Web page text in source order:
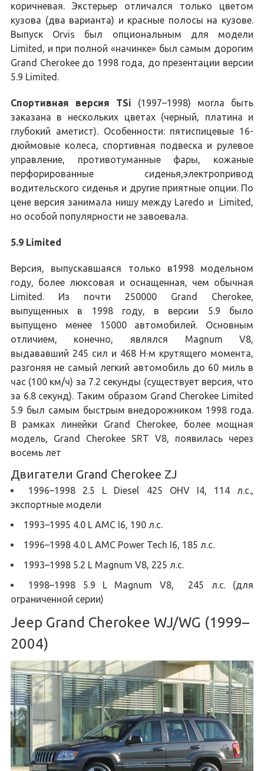
коричневая. Экстерьер отличался только цветом
кузова (два варианта) и красные полосы на кузове.
Выпуск Orvis был опциональным для модели
Limited, и при полной «начинке» был самым дорогим
Grand Cherokee до 1998 года, до презентации версии
5.9 Limited.
Спортивная версия TSi (1997–1998) могла быть
заказана в нескольких цветах (черный, платина и
глубокий аметист). Особенности: пятиспицевые 16-
дюймовые колеса, спортивная подвеска и рулевое
управление, противотуманные фары, кожаные
перфорированные сиденья,электропривод
водительского сиденья и другие приятные опции. По
цене версия занимала нишу между Laredo и Limited,
но особой популярности не завоевала.
5.9 Limited
Версия, выпускавшаяся только в1998 модельном
году, более люксовая и оснащенная, чем обычная
Limited. Из почти 250000 Grand Cherokee,
выпущенных в 1998 году, в версии 5.9 было
выпущено менее 15000 автомобилей. Основным
отличием, конечно, являлся Magnum V8,
выдававший 245 сил и 468 Н∙м крутящего момента,
разгоняя не самый легкий автомобиль до 60 миль в
час (100 км/ч) за 7.2 секунды (существует версия, что
за 6.8 секунд). Таким образом Grand Cherokee Limited
5.9 был самым быстрым внедорожником 1998 года.
В рамках линейки Grand Cherokee, более мощная
модель, Grand Cherokee SRT V8, появилась через
восемь лет
Двигатели Grand Cherokee ZJ
1996–1998 2.5 L Diesel 425 OHV I4, 114 л.с.,
экспортные модели
1993–1995 4.0 L AMC I6, 190 л.с.
1996–1998 4.0 L AMC Power Tech I6, 185 л.с.
1993–1998 5.2 L Magnum V8, 225 л.с.
1998–1998 5.9 L Magnum V8, 245 л.с. (для
ограниченной серии)
Jeep Grand Cherokee WJ/WG (1999–
2004)